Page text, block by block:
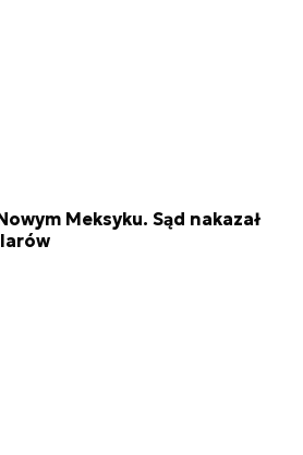
Meksyku. Sąd nakazał